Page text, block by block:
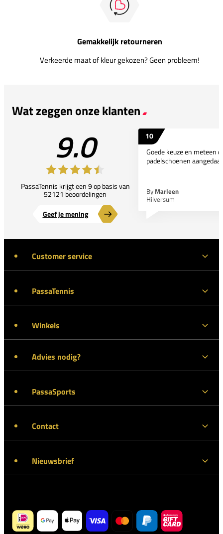
Gemakkelijk retourneren
Verkeerde maat of kleur gekozen? Geen probleem!
Wat zeggen onze klanten
9.0
PassaTennis krijgt een 9 op basis van
52121 beoordelingen
Geef je mening
10
Goede keuze en meteen
padelschoenen
By Marleen
Hilversum
Customer service
PassaTennis
Winkels
Advies nodig?
PassaSports
Contact
Nieuwsbrief